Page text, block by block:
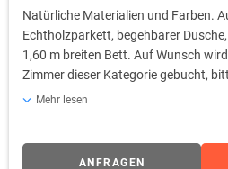
Natürliche Materialien und Farben.
Echtholzparkett, begehbarer
1,60 m breiten Bett. Auf Wunsch
Zimmer dieser Kategorie gebucht,
Buchung. Ein Zustellbett wird Ihnen
Mehr lesen
ANFRAGEN